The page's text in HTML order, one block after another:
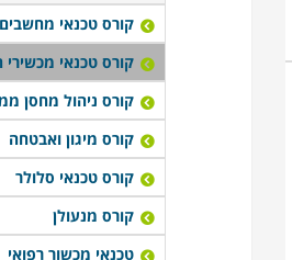
קורס טכנאי מחשבים
קורס טכנאי
קורס ניהול מחסן
קורס מיגון ואבטחה
קורס טכנאי סלולר
קורס מנעולן
טכנאי מכשור רפואי